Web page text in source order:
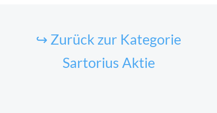
↪ Zurück zur Kategorie
Sartorius Aktie